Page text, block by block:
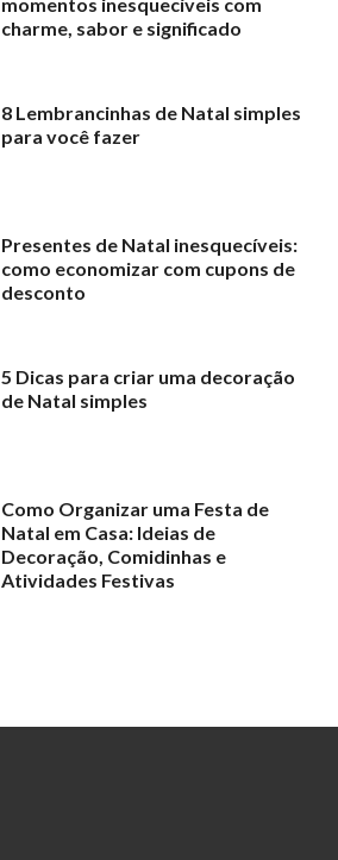
charme, sabor e significado
8 Lembrancinhas de Natal simples
para você fazer
Presentes de Natal inesquecíveis:
como economizar com cupons de
desconto
5 Dicas para criar uma decoração
de Natal simples
Como Organizar uma Festa de
Natal em Casa: Ideias de
Decoração, Comidinhas e
Atividades Festivas